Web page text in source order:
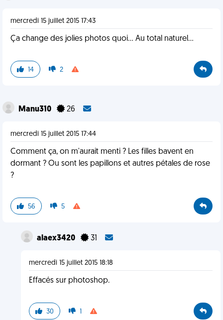
mercredi 15 juillet 2015 17:43
Ça change des jolies photos quoi... Au total naturel...
14 2
Manu310 26
mercredi 15 juillet 2015 17:44
Comment ça, on m'aurait menti ? Les filles bavent en
dormant ? Ou sont les papillons et autres pétales de rose
?
56 5
alaex3420 31
mercredi 15 juillet 2015 18:18
Effacés sur photoshop.
30 1